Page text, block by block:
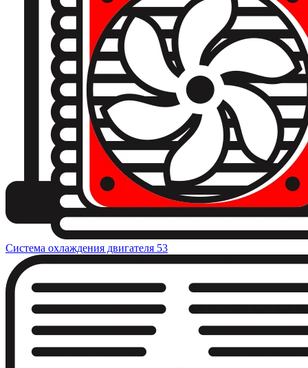
Система охлаждения двигателя 53